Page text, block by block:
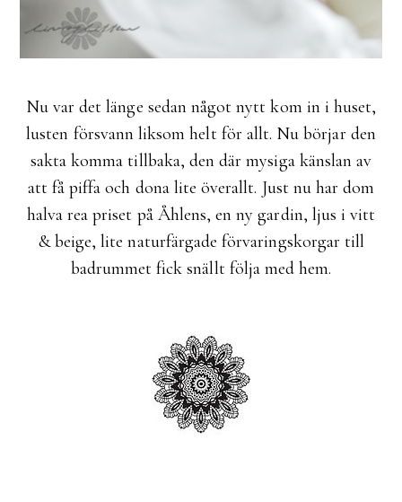
Nu var det länge sedan något nytt kom in i huset,
lusten försvann liksom helt för allt. Nu börjar den
sakta komma tillbaka, den där mysiga känslan av
att få piffa och dona lite överallt. Just nu har dom
halva rea priset på Åhlens, en ny gardin, ljus i vitt
& beige, lite naturfärgade förvaringskorgar till
badrummet fick snällt följa med hem.